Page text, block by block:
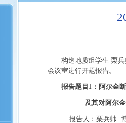
构造地质组学生 栗
会议室进行开题报告。
报告题目 1 ：阿尔金
及其对阿尔
报告人：栗兵帅